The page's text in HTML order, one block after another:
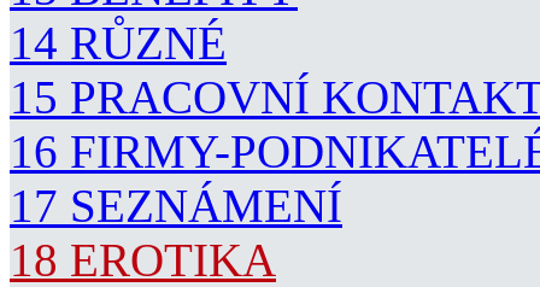
14 RŮZNÉ
15 PRACOVNÍ
16 FIRMY-
17 SEZNÁMENÍ
18 EROTIKA